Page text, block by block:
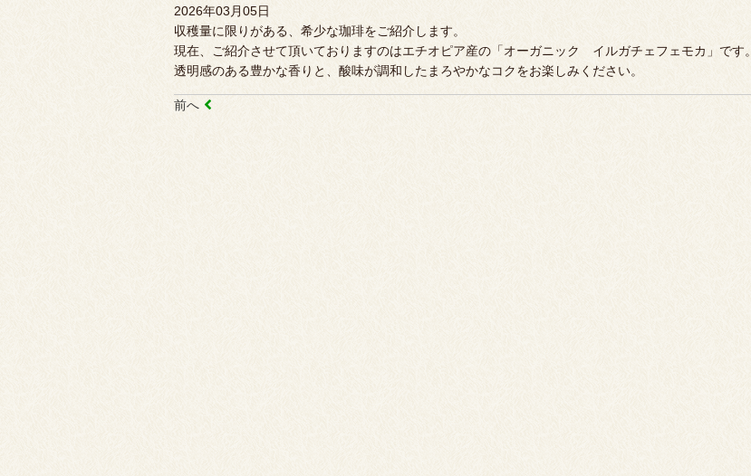
2026年03月05日
収穫量に限りがある、希少な珈琲をご紹介します。
現在、ご紹介させて頂いておりますのはエチオピア産の「オーガニック イルガチェフェモカ」です。
透明感のある豊かな香りと、酸味が調和したまろやかなコクをお楽しみください。
前へ